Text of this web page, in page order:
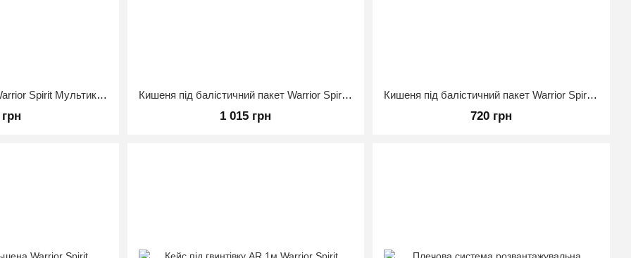
Підсумок нагрудний Warrior Spirit Мультикам Кишеня під балістичний пакет Warrior Spirit 20*15 см Мультикам
1 015 грн
Кишеня під балістичний пакет Warrior Spirit 15*15 см Мультикам
720 грн